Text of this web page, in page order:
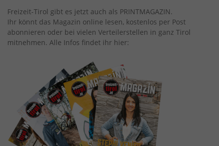
Freizeit-Tirol gibt es jetzt auch als PRINTMAGAZIN.
Ihr könnt das Magazin online lesen, kostenlos per Post
abonnieren oder bei vielen Verteilerstellen in ganz Tirol
mitnehmen. Alle Infos findet ihr hier: